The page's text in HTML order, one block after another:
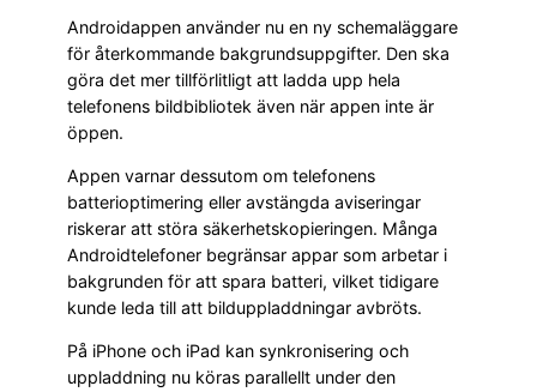
Androidappen använder nu en ny schemaläggare
för återkommande bakgrundsuppgifter. Den ska
göra det mer tillförlitligt att ladda upp hela
telefonens bildbibliotek även när appen inte är
öppen.
Appen varnar dessutom om telefonens
batterioptimering eller avstängda aviseringar
riskerar att störa säkerhetskopieringen. Många
Androidtelefoner begränsar appar som arbetar i
bakgrunden för att spara batteri, vilket tidigare
kunde leda till att bilduppladdningar avbröts.
På iPhone och iPad kan synkronisering och
uppladdning nu köras parallellt under den